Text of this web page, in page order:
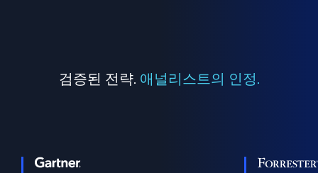
검증된 전략. 애널리스트의 인정.